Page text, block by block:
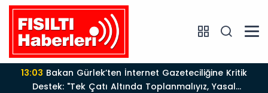
13:03
Destek: "Tek Çatı Altında Toplanmalıyız, Yasal